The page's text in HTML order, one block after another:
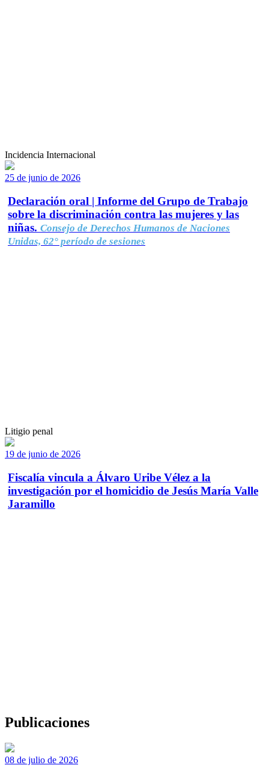
Incidencia Internacional
25 de junio de 2026
Declaración oral | Informe del Grupo de Trabajo
sobre la discriminación contra las mujeres y las
niñas. Consejo de Derechos Humanos de Naciones
Unidas, 62° período de sesiones
Litigio penal
19 de junio de 2026
Fiscalía vincula a Álvaro Uribe Vélez a la
investigación por el homicidio de Jesús María Valle
Jaramillo
Publicaciones
08 de julio de 2026